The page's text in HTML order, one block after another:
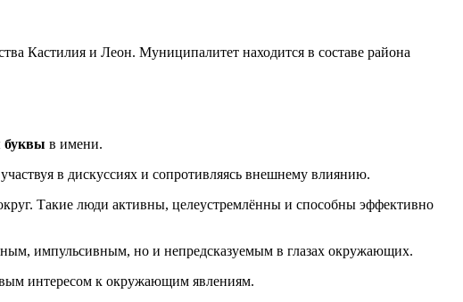
Кастилия и Леон. Муниципалитет находится в составе района
буквы в имени.
в дискуссиях и сопротивляясь внешнему влиянию.
Такие люди активны, целеустремлённы и способны эффективно
импульсивным, но и непредсказуемым в глазах окружающих.
интересом к окружающим явлениям.